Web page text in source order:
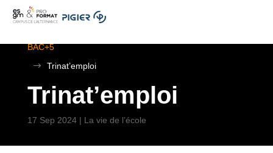
BAC+5
$
Trinat’emploi
Trinat’emploi
17 Sep 2024| La vie de l’école